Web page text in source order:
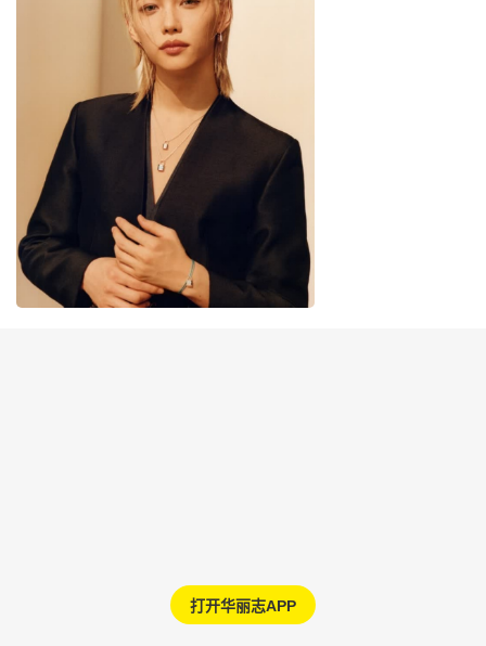
打开华丽志APP